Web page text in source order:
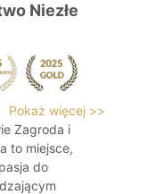
Niezłe
Pokaż więcej >>
Zagroda i
to miejsce,
do